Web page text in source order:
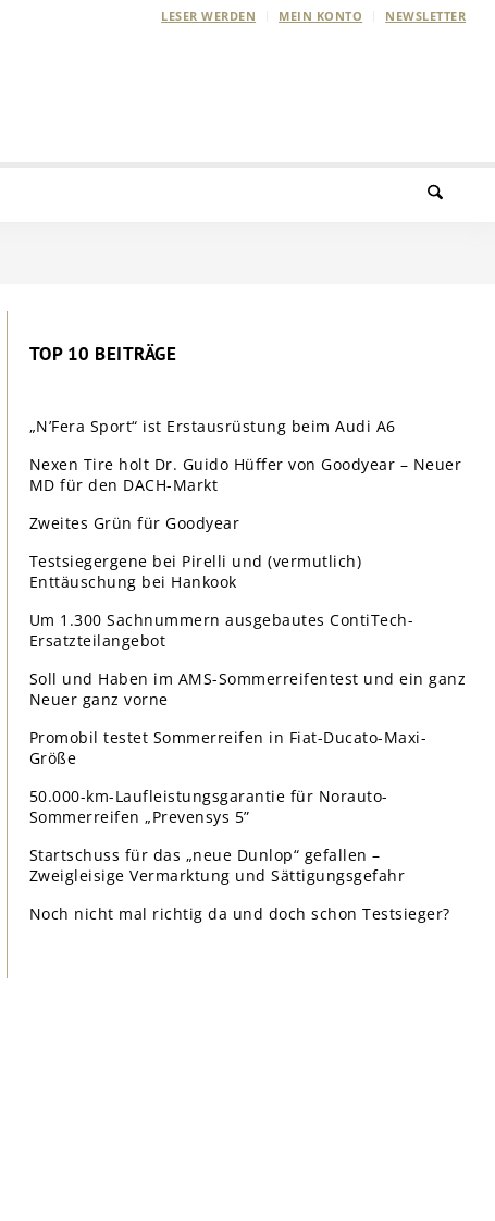
LESER WERDEN MEIN KONTO NEWSLETTER
TOP 10 BEITRÄGE
„N’Fera Sport“ ist Erstausrüstung beim Audi A6
Nexen Tire holt Dr. Guido Hüffer von Goodyear – Neuer
MD für den DACH-Markt
Zweites Grün für Goodyear
Testsiegergene bei Pirelli und (vermutlich)
Enttäuschung bei Hankook
Um 1.300 Sachnummern ausgebautes ContiTech-
Ersatzteilangebot
Soll und Haben im AMS-Sommerreifentest und ein ganz
Neuer ganz vorne
Promobil testet Sommerreifen in Fiat-Ducato-Maxi-
Größe
50.000-km-Laufleistungsgarantie für Norauto-
Sommerreifen „Prevensys 5”
Startschuss für das „neue Dunlop“ gefallen –
Zweigleisige Vermarktung und Sättigungsgefahr
Noch nicht mal richtig da und doch schon Testsieger?